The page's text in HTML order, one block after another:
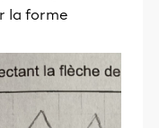
la forme